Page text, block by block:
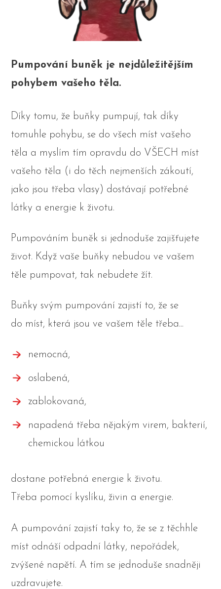
Pumpování buněk je nejdůležitějším
pohybem vašeho těla.
Díky tomu, že buňky pumpují, tak díky
tomuhle pohybu, se do všech míst vašeho
těla a myslím tím opravdu do VŠECH míst
vašeho těla (i do těch nejmenších zákoutí,
jako jsou třeba vlasy) dostávají potřebné
látky a energie k životu.
Pumpováním buněk si jednoduše zajišťujete
život. Když vaše buňky nebudou ve vašem
těle pumpovat, tak nebudete žít.
Buňky svým pumpování zajistí to, že se
do míst, která jsou ve vašem těle třeba...
nemocná,
oslabená,
zablokovaná,
napadená třeba nějakým virem, bakterií,
chemickou látkou
dostane potřebná energie k životu.
Třeba pomocí kyslíku, živin a energie.
A pumpování zajistí taky to, že se z těchhle
míst odnáší odpadní látky, nepořádek,
zvýšené napětí. A tím se jednoduše snadněji
uzdravujete.